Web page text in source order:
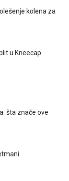
kolena za
u Kneecap
šta znače ove